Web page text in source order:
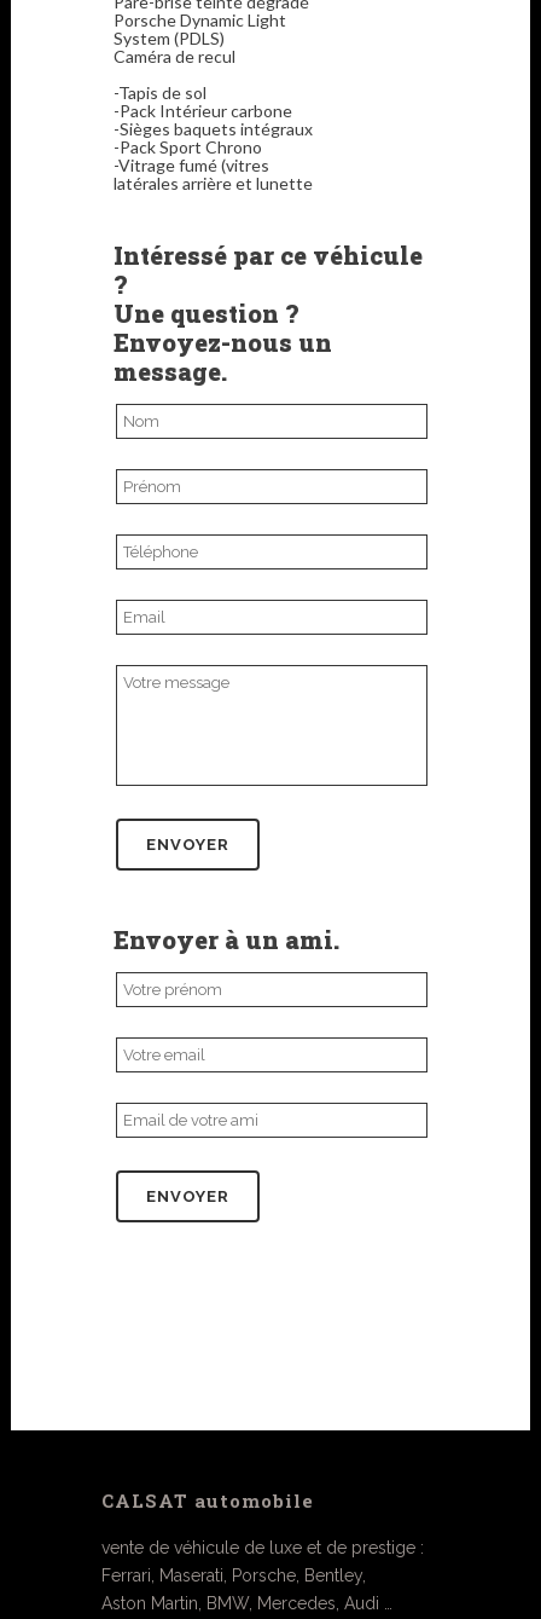
Porsche Dynamic Light
System (PDLS)
Caméra de recul
-Tapis de sol
-Pack Intérieur carbone
-Sièges baquets intégraux
-Pack Sport Chrono
-Vitrage fumé (vitres
latérales arrière et lunette
Intéressé par ce véhicule
?
Une question ?
Envoyez-nous un
message.
Envoyer à un ami.
CALSAT automobile
vente de véhicule de luxe et de prestige :
Ferrari, Maserati, Porsche, Bentley,
Aston Martin, BMW, Mercedes, Audi …